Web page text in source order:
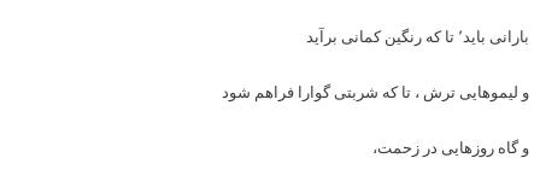
بارانی باید٬ تا که رنگین کمانی برآید
و لیموهایی ترش ، تا که شربتی گوارا فراهم شود
و گاه روزهایی در زحمت،